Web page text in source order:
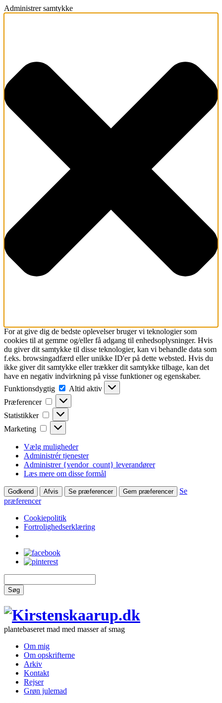
Administrer samtykke
For at give dig de bedste oplevelser bruger vi teknologier som
cookies til at gemme og/eller få adgang til enhedsoplysninger. Hvis
du giver dit samtykke til disse teknologier, kan vi behandle data som
f.eks. browsingadfærd eller unikke ID'er på dette websted. Hvis du
ikke giver dit samtykke eller trækker dit samtykke tilbage, kan det
have en negativ indvirkning på visse funktioner og egenskaber.
Funktionsdygtig
Funktionsdygtig
Altid aktiv
Præferencer
Præferencer
Statistikker Statistikker
Marketing Marketing
Vælg muligheder
Administrér tjenester
Administrer {vendor_count} leverandører
Læs mere om disse formål
Godkend Afvis Se præferencer Gem præferencer
Se
præferencer
Cookiepolitik
Fortrolighedserklæring
Søg
plantebaseret mad med masser af smag
Om mig
Om opskrifterne
Arkiv
Kontakt
Rejser
Grøn julemad